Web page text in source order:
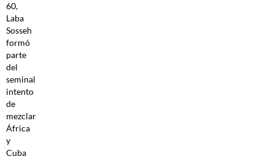
60,
Laba
Sosseh
formó
parte
del
seminal
intento
de
mezclar
África
y
Cuba